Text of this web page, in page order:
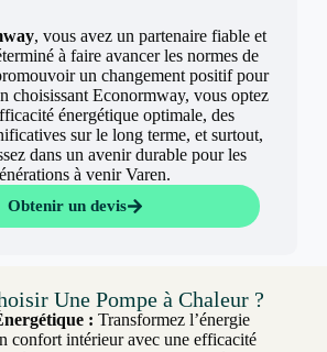
, vous avez un partenaire fiable et
à faire avancer les normes de
un changement positif pour
choisissant Econormway, vous optez
énergétique optimale, des
sur le long terme, et surtout,
dans un avenir durable pour les
à venir Varen.
Obtenir un devis
Une Pompe à Chaleur ?
: Transformez l’énergie
confort intérieur avec une efficacité